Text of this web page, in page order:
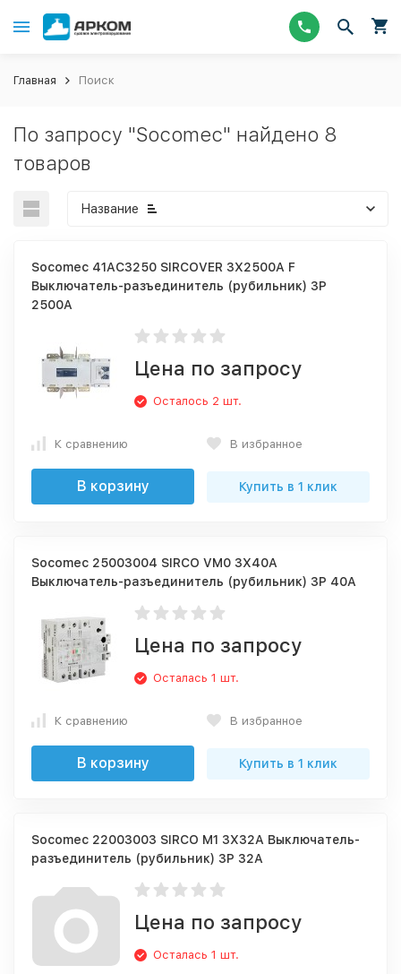
Главная Поиск
По запросу "Socomec" найдено 8
товаров
Название
Socomec 41AC3250 SIRCOVER 3X2500A F
Выключатель-разъединитель (рубильник) 3P
2500A
Цена по запросу
Осталось 2 шт.
К сравнению В избранное
В корзину Купить в 1 клик
Socomec 25003004 SIRCO VM0 3X40A
Выключатель-разъединитель (рубильник) 3P 40A
Цена по запросу
Осталась 1 шт.
К сравнению В избранное
В корзину Купить в 1 клик
Socomec 22003003 SIRCO M1 3X32A Выключатель-
разъединитель (рубильник) 3P 32A
Цена по запросу
Осталась 1 шт.